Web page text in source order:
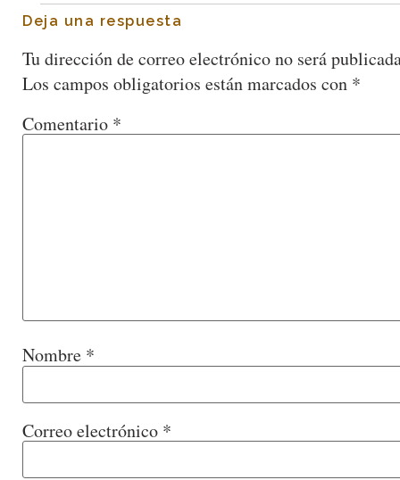
Deja una respuesta
Tu dirección de correo electrónico no será
Los campos obligatorios están marcados con *
Comentario *
Nombre *
Correo electrónico *